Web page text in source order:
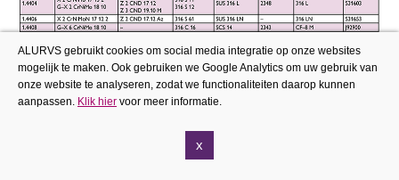
ALURVS gebruikt cookies om social media integratie op onze websites
mogelijk te maken. Ook gebruiken we Google Analytics om uw gebruik van
onze website te analyseren, zodat we functionaliteiten daarop kunnen
aanpassen. Klik hier voor meer informatie.
x